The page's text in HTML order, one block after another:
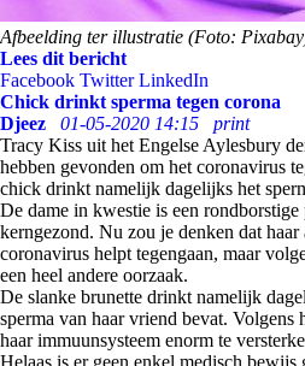
Afbeelding ter illustratie (Foto:
Lees dit bericht
Facebook Twitter LinkedIn
Chick drinkt sperma tegen corona
Djeez
01-05-2020 14:15
print
Tracy Kiss uit het Engelse Aylesbury
hebben gevonden om het coronavirus
chick drinkt namelijk dagelijks het
De dame in kwestie is een
kerngezond. Nu zou je denken dat
coronavirus helpt tegengaan, maar
een heel andere oorzaak.
De slanke brunette drinkt namelijk
sperma van haar vriend bevat. Volgens
haar immuunsysteem enorm te
Helaas is er geen enkel medisch bewijs